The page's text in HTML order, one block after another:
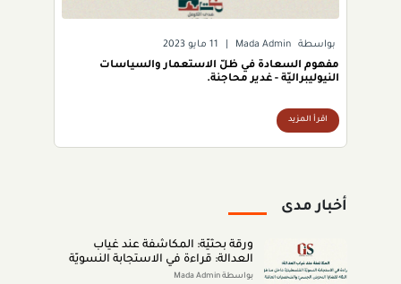
بواسطة Mada Admin 11 مايو 2023
مفهوم السعادة في ظلّ الاستعمار والسياسات
النيوليبراليّة - غدير محاجنة.
اقرأ المزيد
أخبار مدى
ورقة بحثيّة: المكاشفة عند غياب
العدالة: قراءة في الاستجابة النسويّة
بواسطة Mada Admin